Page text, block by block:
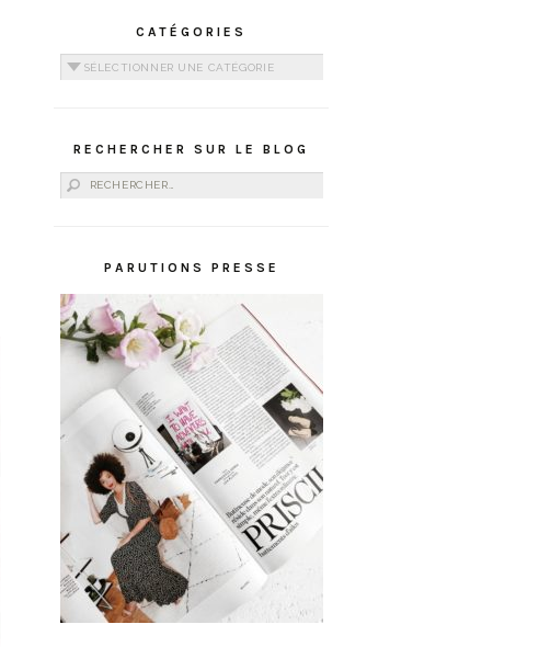
CATÉGORIES
Catégories
RECHERCHER SUR LE BLOG
Rechercher :
PARUTIONS PRESSE